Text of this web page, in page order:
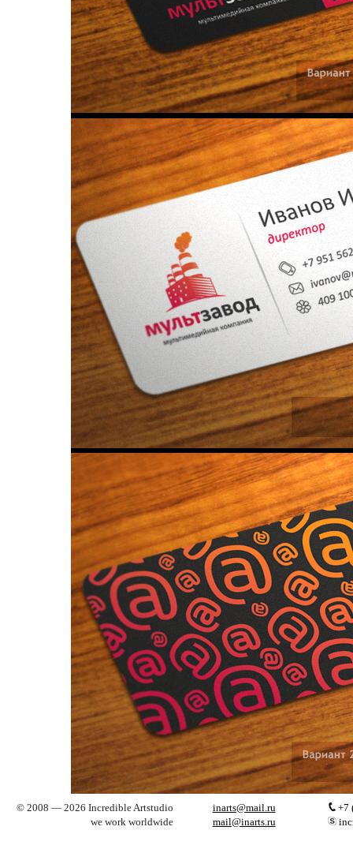
© 2008 — 2026 Incredible Artstudio
we work worldwide
inarts@mail.ru
mail@inarts.ru
+7